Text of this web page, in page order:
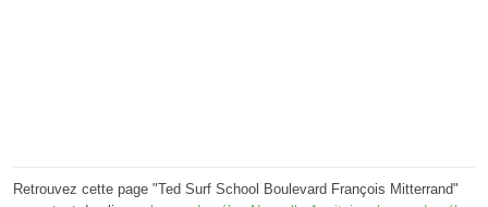
Retrouvez cette page "Ted Surf School Boulevard François Mitterrand"